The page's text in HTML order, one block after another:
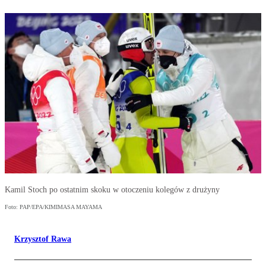
Kamil Stoch po ostatnim skoku w otoczeniu kolegów z drużyny
Foto: PAP/EPA/KIMIMASA MAYAMA
Krzysztof Rawa